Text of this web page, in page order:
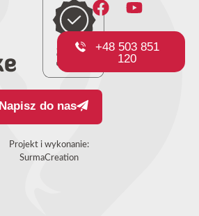
+48 503 851
120
Napisz do nas
Projekt i wykonanie:
SurmaCreation